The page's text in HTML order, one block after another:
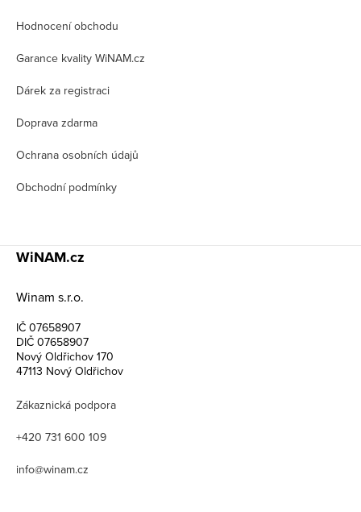
Hodnocení obchodu
Garance kvality WiNAM.cz
Dárek za registraci
Doprava zdarma
Ochrana osobních údajů
Obchodní podmínky
WiNAM.cz
Winam s.r.o.
IČ 07658907
DIČ 07658907
Nový Oldřichov 170
47113 Nový Oldřichov
Zákaznická podpora
+420 731 600 109
info@winam.cz